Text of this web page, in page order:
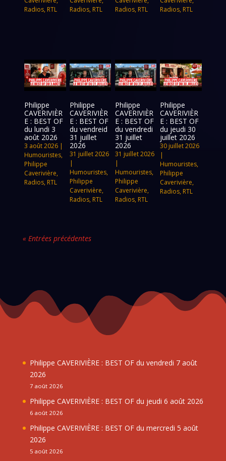
Radios, RTL
Radios, RTL
Radios, RTL
Radios, RTL
Philippe
CAVERIVIÈR
E : BEST OF
du lundi 3
août 2026
3 août 2026 |
Humouristes,
Philippe
Caverivière,
Radios, RTL
Philippe
CAVERIVIÈR
E : BEST OF
du vendreid
31 juillet
2026
31 juillet 2026
|
Humouristes,
Philippe
Caverivière,
Radios, RTL
Philippe
CAVERIVIÈR
E : BEST OF
du vendredi
31 juillet
2026
31 juillet 2026
|
Humouristes,
Philippe
Caverivière,
Radios, RTL
Philippe
CAVERIVIÈR
E : BEST OF
du jeudi 30
juillet 2026
30 juillet 2026
|
Humouristes,
Philippe
Caverivière,
Radios, RTL
« Entrées précédentes
Philippe CAVERIVIÈRE : BEST OF du vendredi 7 août
2026
7 août 2026
Philippe CAVERIVIÈRE : BEST OF du jeudi 6 août 2026
6 août 2026
Philippe CAVERIVIÈRE : BEST OF du mercredi 5 août
2026
5 août 2026